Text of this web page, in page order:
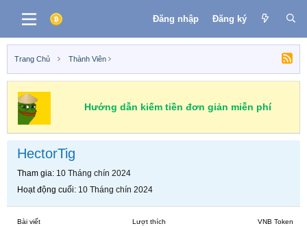
Đăng nhập Đăng ký
Trang Chủ Thành Viên
Hướng dẫn kiếm tiền đơn giản miễn phí
HectorTig
Tham gia 10 Tháng chín 2024
Hoạt động cuối 10 Tháng chín 2024
Bài viết Lượt thích VNB Token